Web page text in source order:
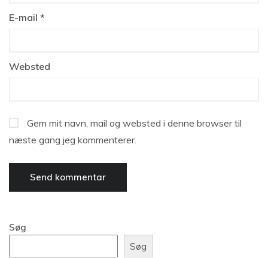
E-mail *
Websted
Gem mit navn, mail og websted i denne browser til
næste gang jeg kommenterer.
Søg
Søg